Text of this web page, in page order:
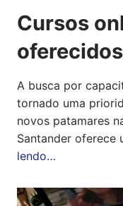
Cursos
A busca por
tornado uma
novos patamares
Santander oferece
lendo…